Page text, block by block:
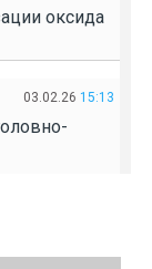
оксида
03.02.26 15:13